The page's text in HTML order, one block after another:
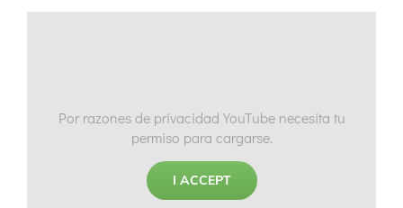
Por razones de privacidad YouTube necesita tu
permiso para cargarse.
I ACCEPT